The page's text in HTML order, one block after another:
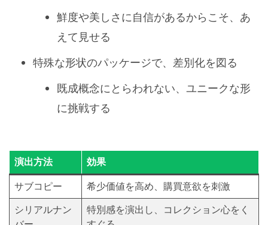
鮮度や美しさに自信があるからこそ、あ
えて見せる
特殊な形状のパッケージで、差別化を図る
既成概念にとらわれない、ユニークな形
に挑戦する
演出方法
効果
サブコピー
希少価値を高め、購買意欲を刺激
シリアルナン
特別感を演出し、コレクション心をく